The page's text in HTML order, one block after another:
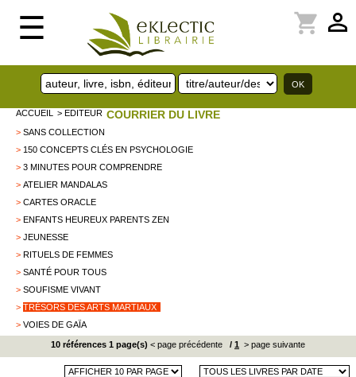
☰ perm_identity
shopping_cart
ACCUEIL > EDITEUR COURRIER DU LIVRE
> SANS COLLECTION
> 150 CONCEPTS CLÉS EN PSYCHOLOGIE
> 3 MINUTES POUR COMPRENDRE
> ATELIER MANDALAS
> CARTES ORACLE
> ENFANTS HEUREUX PARENTS ZEN
> JEUNESSE
> RITUELS DE FEMMES
> SANTÉ POUR TOUS
> SOUFISME VIVANT
> TRÉSORS DES ARTS MARTIAUX
> VOIES DE GAÏA
10 références 1 page(s) < page précédente / 1 > page suivante